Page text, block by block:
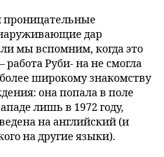
проницательные
дар
мы вспомним, когда это
работа Руби- на не смогла
широкому знакомству
она попала в поле
лишь в 1972 году,
на английский (и
на другие языки).